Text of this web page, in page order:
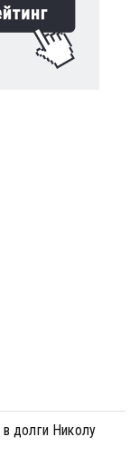
долги Николу